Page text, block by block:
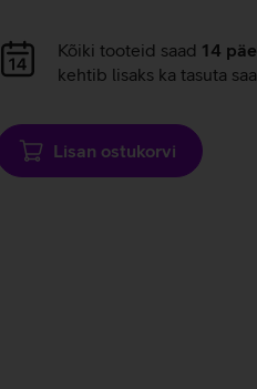
Andmete
laadimine
Kõiki tooteid saad 14
kehtib lisaks ka tasuta
Lisan ostukorvi